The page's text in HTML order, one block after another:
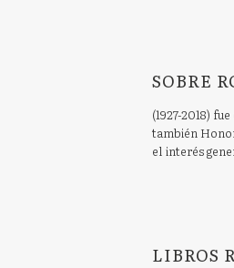
SOBRE
(1927-2018)
también
el interés
LIBROS